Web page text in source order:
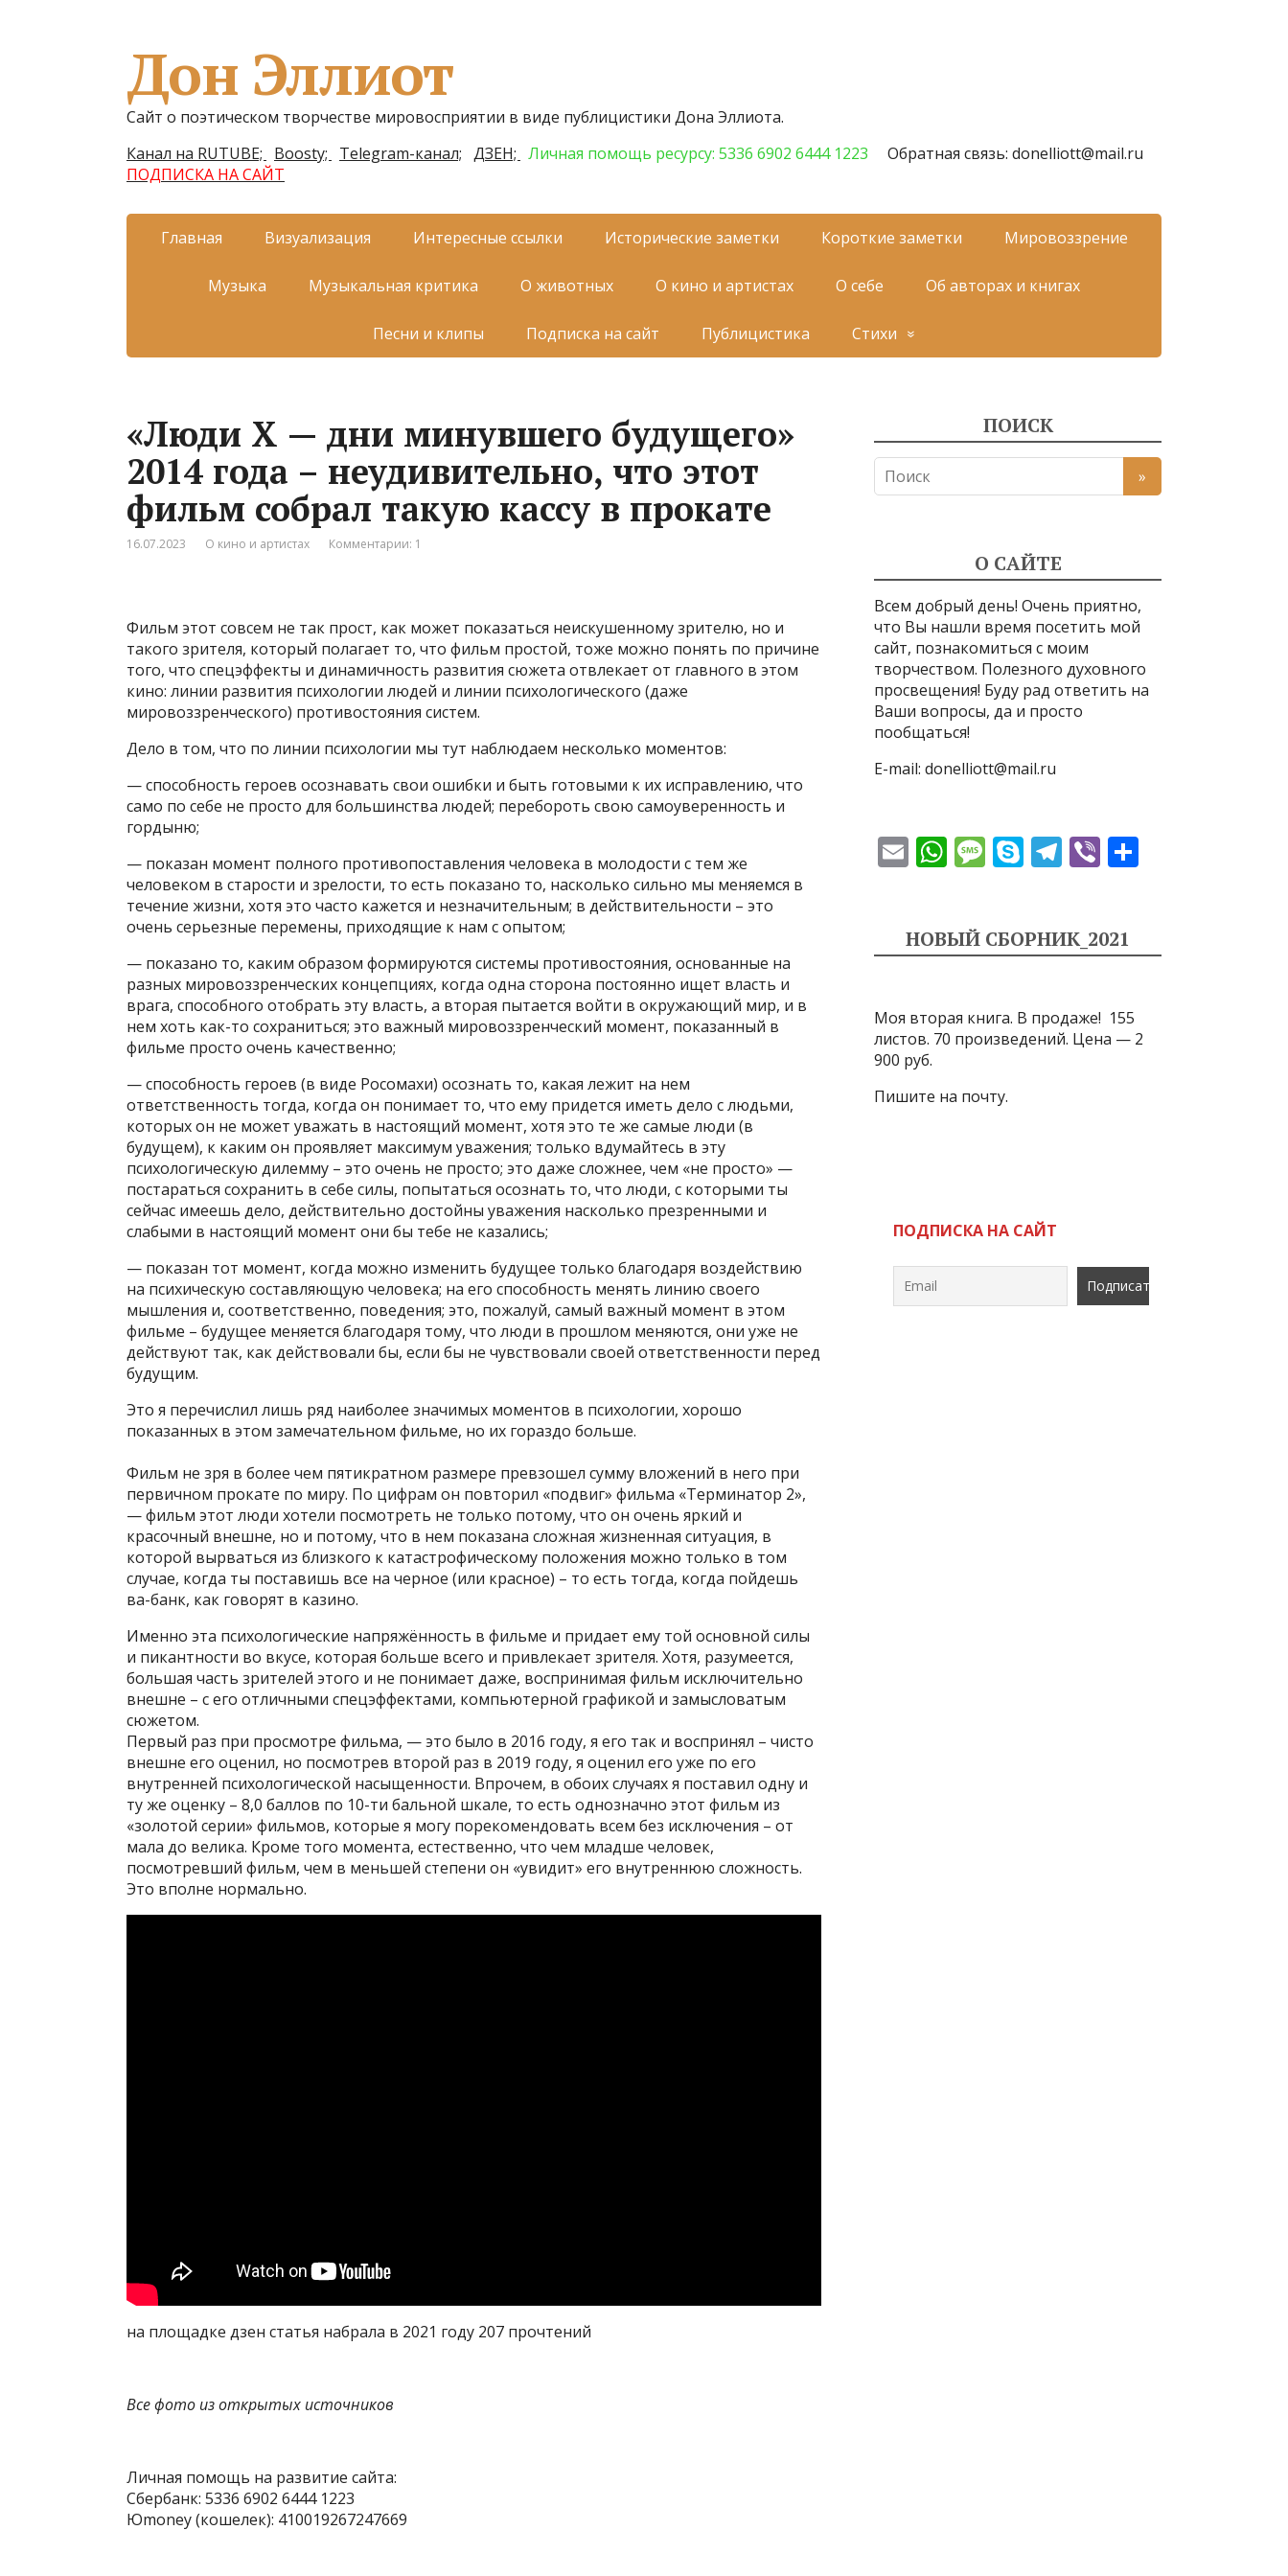
Дон Эллиот
Сайт о поэтическом творчестве мировосприятии в виде публицистики Дона Эллиота.
Канал на RUTUBE;
Boosty; Telegram-канал; ДЗЕН; Личная помощь ресурсу: 5336 6902 6444 1223
Обратная связь: donelliott@mail.ru
ПОДПИСКА НА САЙТ
Главная Визуализация Интересные ссылки Исторические заметки Короткие заметки Мировоззрение
Музыка Музыкальная критика О животных О кино и артистах О себе Об авторах и книгах
Песни и клипы Подписка на сайт Публицистика Стихи
«Люди Х — дни минувшего будущего»
2014 года – неудивительно, что этот
фильм собрал такую кассу в прокате
16.07.2023 О кино и артистах Комментарии: 1
Фильм этот совсем не так прост, как может показаться неискушенному зрителю, но и
такого зрителя, который полагает то, что фильм простой, тоже можно понять по причине
того, что спецэффекты и динамичность развития сюжета отвлекает от главного в этом
кино: линии развития психологии людей и линии психологического (даже
мировоззренческого) противостояния систем.
Дело в том, что по линии психологии мы тут наблюдаем несколько моментов:
— способность героев осознавать свои ошибки и быть готовыми к их исправлению, что
само по себе не просто для большинства людей; перебороть свою самоуверенность и
гордыню;
— показан момент полного противопоставления человека в молодости с тем же
человеком в старости и зрелости, то есть показано то, насколько сильно мы меняемся в
течение жизни, хотя это часто кажется и незначительным; в действительности – это
очень серьезные перемены, приходящие к нам с опытом;
— показано то, каким образом формируются системы противостояния, основанные на
разных мировоззренческих концепциях, когда одна сторона постоянно ищет власть и
врага, способного отобрать эту власть, а вторая пытается войти в окружающий мир, и в
нем хоть как-то сохраниться; это важный мировоззренческий момент, показанный в
фильме просто очень качественно;
— способность героев (в виде Росомахи) осознать то, какая лежит на нем
ответственность тогда, когда он понимает то, что ему придется иметь дело с людьми,
которых он не может уважать в настоящий момент, хотя это те же самые люди (в
будущем), к каким он проявляет максимум уважения; только вдумайтесь в эту
психологическую дилемму – это очень не просто; это даже сложнее, чем «не просто» —
постараться сохранить в себе силы, попытаться осознать то, что люди, с которыми ты
сейчас имеешь дело, действительно достойны уважения насколько презренными и
слабыми в настоящий момент они бы тебе не казались;
— показан тот момент, когда можно изменить будущее только благодаря воздействию
на психическую составляющую человека; на его способность менять линию своего
мышления и, соответственно, поведения; это, пожалуй, самый важный момент в этом
фильме – будущее меняется благодаря тому, что люди в прошлом меняются, они уже не
действуют так, как действовали бы, если бы не чувствовали своей ответственности перед
будущим.
Это я перечислил лишь ряд наиболее значимых моментов в психологии, хорошо
показанных в этом замечательном фильме, но их гораздо больше.
Фильм не зря в более чем пятикратном размере превзошел сумму вложений в него при
первичном прокате по миру. По цифрам он повторил «подвиг» фильма «Терминатор 2»,
— фильм этот люди хотели посмотреть не только потому, что он очень яркий и
красочный внешне, но и потому, что в нем показана сложная жизненная ситуация, в
которой вырваться из близкого к катастрофическому положения можно только в том
случае, когда ты поставишь все на черное (или красное) – то есть тогда, когда пойдешь
ва-банк, как говорят в казино.
Именно эта психологические напряжённость в фильме и придает ему той основной силы
и пикантности во вкусе, которая больше всего и привлекает зрителя. Хотя, разумеется,
большая часть зрителей этого и не понимает даже, воспринимая фильм исключительно
внешне – с его отличными спецэффектами, компьютерной графикой и замысловатым
сюжетом.
Первый раз при просмотре фильма, — это было в 2016 году, я его так и воспринял – чисто
внешне его оценил, но посмотрев второй раз в 2019 году, я оценил его уже по его
внутренней психологической насыщенности. Впрочем, в обоих случаях я поставил одну и
ту же оценку – 8,0 баллов по 10-ти бальной шкале, то есть однозначно этот фильм из
«золотой серии» фильмов, которые я могу порекомендовать всем без исключения – от
мала до велика. Кроме того момента, естественно, что чем младше человек,
посмотревший фильм, чем в меньшей степени он «увидит» его внутреннюю сложность.
Это вполне нормально.
на площадке дзен статья набрала в 2021 году 207 прочтений
Все фото из открытых источников
Личная помощь на развитие сайта:
Сбербанк: 5336 6902 6444 1223
Юmoney (кошелек): 410019267247669
ПОИСК
О САЙТЕ
Всем добрый день! Очень приятно,
что Вы нашли время посетить мой
сайт, познакомиться с моим
творчеством. Полезного духовного
просвещения! Буду рад ответить на
Ваши вопросы, да и просто
пообщаться!
E-mail: donelliott@mail.ru
E
l
W
s
p
p
M
a
e
S
p
T
gr
m
Vi
р
и
НОВЫЙ СБОРНИК_2021
Моя вторая книга. В продаже! 155
листов. 70 произведений. Цена — 2
900 руб.
Пишите на почту.
ПОДПИСКА НА САЙТ